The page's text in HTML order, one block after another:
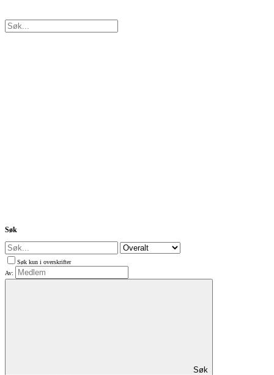
Søk
Søk kun i overskrifter
Av:
Søk